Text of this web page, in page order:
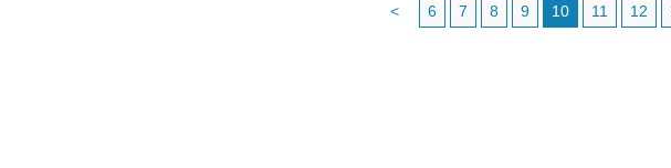
< 6 7 8 9 10 11 12